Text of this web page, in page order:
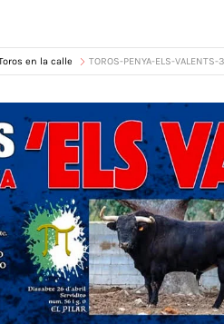
en la calle TOROS-PENYA-ELS-